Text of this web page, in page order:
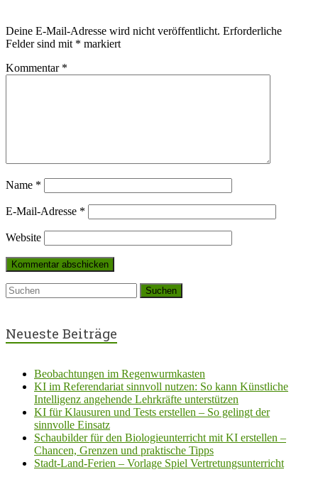
Deine E-Mail-Adresse wird nicht veröffentlicht. Erforderliche
Felder sind mit * markiert
Kommentar *
Name *
E-Mail-Adresse *
Website
Neueste Beiträge
Beobachtungen im Regenwurmkasten
KI im Referendariat sinnvoll nutzen: So kann Künstliche
Intelligenz angehende Lehrkräfte unterstützen
KI für Klausuren und Tests erstellen – So gelingt der
sinnvolle Einsatz
Schaubilder für den Biologieunterricht mit KI erstellen –
Chancen, Grenzen und praktische Tipps
Stadt-Land-Ferien – Vorlage Spiel Vertretungsunterricht